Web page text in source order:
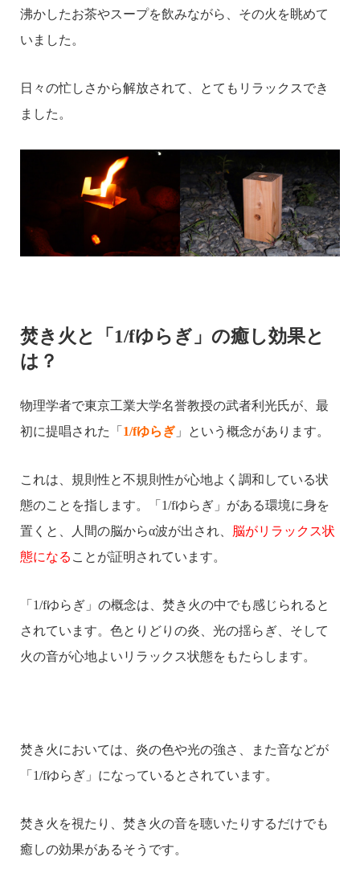
沸かしたお茶やスープを飲みながら、その火を眺めて
いました。
日々の忙しさから解放されて、とてもリラックスでき
ました。
焚き火と「1/fゆらぎ」の癒し効果と
は？
物理学者で東京工業大学名誉教授の武者利光氏が、最
初に提唱された「 1/fゆらぎ」という概念があります。
これは、規則性と不規則性が心地よく調和している状
態のことを指します。
「1/fゆらぎ」がある環境に身を
置くと、人間の脳からα波が出され、
脳がリラックス状
態になる ことが証明されています。
「1/fゆらぎ」の概念は、焚き火の中でも感じられると
されています。色とりどりの炎、光の揺らぎ、そして
火の音が心地よいリラックス状態をもたらします。
焚き火においては、炎の色や光の強さ、また音などが
「1/fゆらぎ」になっているとされています。
焚き火を視たり、焚き火の音を聴いたりするだけでも
癒しの効果があるそうです。